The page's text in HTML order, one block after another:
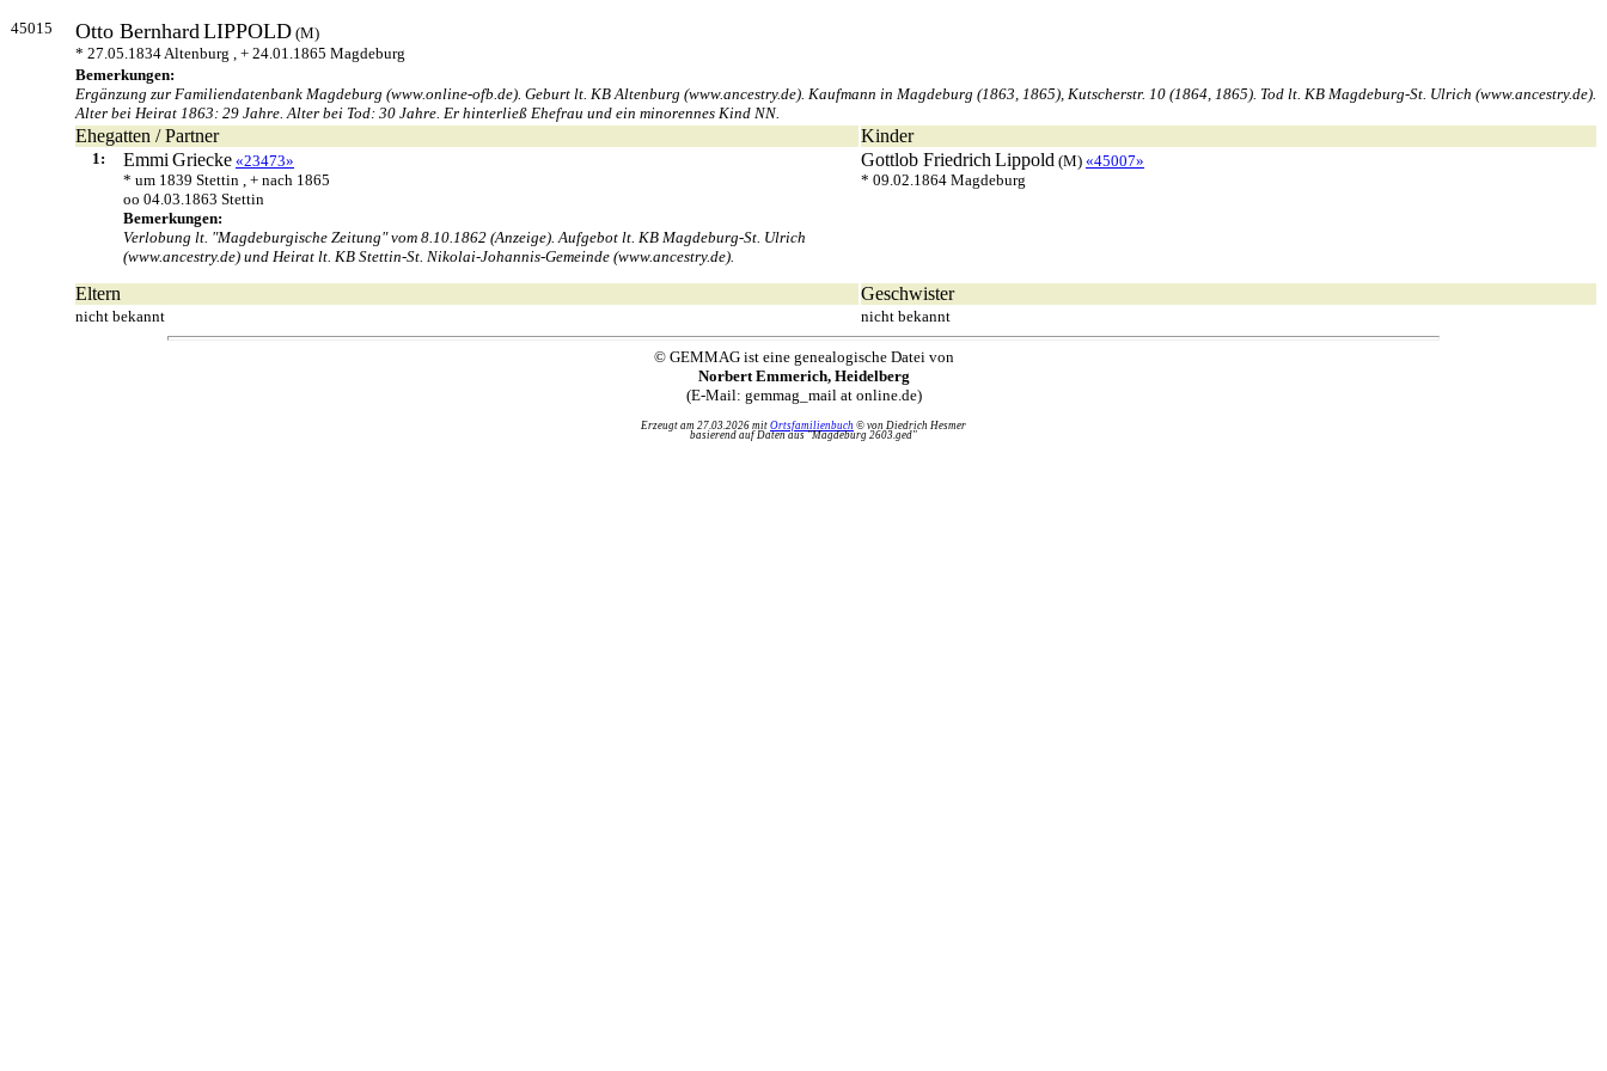
45015 Otto BernhardLIPPOLD (M)
* 27.05.1834 Altenburg , + 24.01.1865 Magdeburg
Bemerkungen:
Ergänzung zur Familiendatenbank Magdeburg (www.online-ofb.de). Geburt lt. KB Altenburg (www.ancestry.de). Kaufmann in Magdeburg (1863, 1865), Kutscherstr. 10 (1864, 1865). Tod lt. KB Magdeburg-St. Ulrich (www.ancestry.de).
Alter bei Heirat 1863: 29 Jahre. Alter bei Tod: 30 Jahre. Er hinterließ Ehefrau und ein minorennes Kind NN.
Ehegatten / Partner Kinder
1: Emmi Griecke «23473»
* um 1839 Stettin , + nach 1865
oo 04.03.1863 Stettin
Bemerkungen:
Verlobung lt. "Magdeburgische Zeitung" vom 8.10.1862 (Anzeige). Aufgebot lt. KB Magdeburg-St. Ulrich
(www.ancestry.de) und Heirat lt. KB Stettin-St. Nikolai-Johannis-Gemeinde (www.ancestry.de).
Gottlob Friedrich Lippold (M) «45007»
* 09.02.1864 Magdeburg
Eltern Geschwister
nicht bekannt nicht bekannt
© GEMMAG ist eine genealogische Datei von
Norbert Emmerich, Heidelberg
(E-Mail: gemmag_mail at online.de)
Erzeugt am 27.03.2026 mit Ortsfamilienbuch © von Diedrich Hesmer
basierend auf Daten aus "Magdeburg 2603.ged"